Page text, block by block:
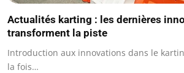
Actualités karting : les dernières
transforment la piste
Introduction aux innovations dans le
la fois…